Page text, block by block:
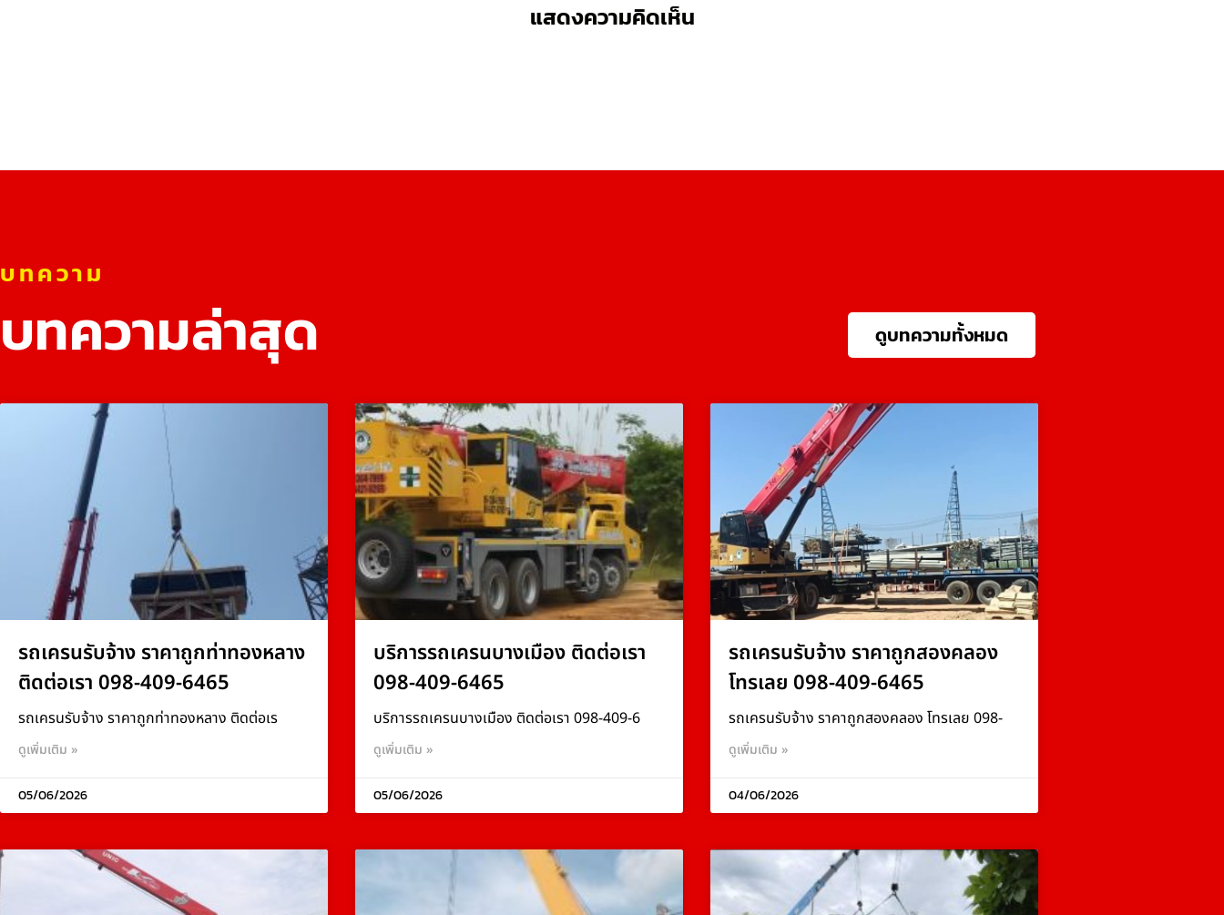
แสดงความคิดเห็น
บทความ
บทความล่าสุด ดูบทความทั้งหมด
รถเครนรับจ้าง ราคาถูกท่าทองหลาง
ติดต่อเรา 098-409-6465
รถเครนรับจ้าง ราคาถูกท่าทองหลาง ติดต่อเร
ดูเพิ่มเติม »
05/06/2026
บริการรถเครนบางเมือง ติดต่อเรา
098-409-6465
บริการรถเครนบางเมือง ติดต่อเรา 098-409-6
ดูเพิ่มเติม »
05/06/2026
รถเครนรับจ้าง ราคาถูกสองคลอง
โทรเลย 098-409-6465
รถเครนรับจ้าง ราคาถูกสองคลอง โทรเลย 098-
ดูเพิ่มเติม »
04/06/2026